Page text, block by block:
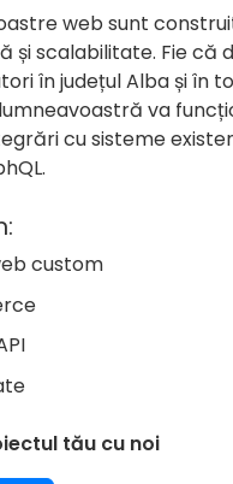
web sunt
și scalabilitate. Fie că
în județul Alba și în
va
cu sisteme
custom
tău cu noi